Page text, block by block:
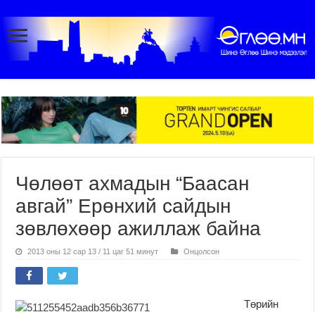
Чөлөөт ахмадын “Баасан
авгай” Ерөнхий сайдын
зөвлөхөөр ажиллаж байна
2013 оны 12 сар 13 / 11 цаг 51 минут Онцолсон
Төрийн